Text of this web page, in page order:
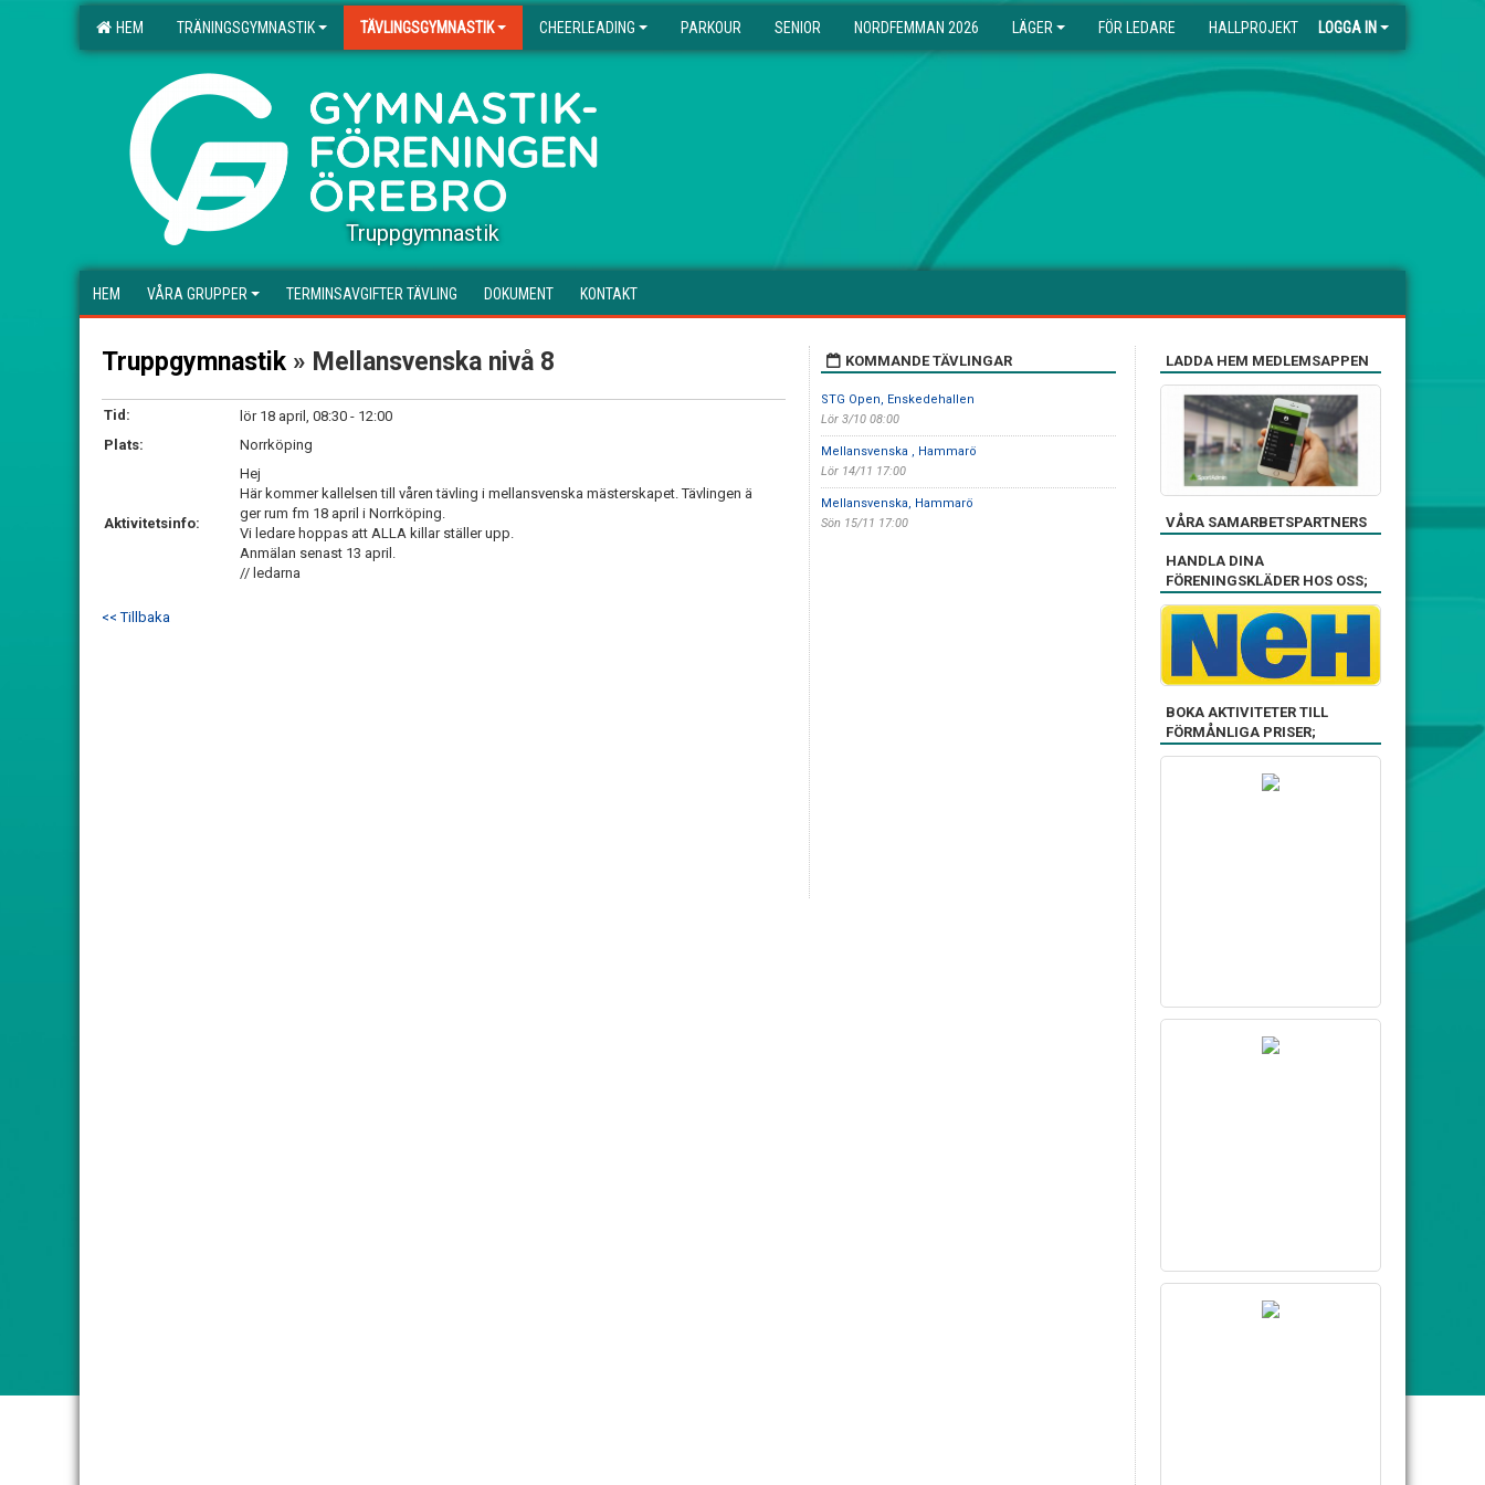
HEM TRÄNINGSGYMNASTIK TÄVLINGSGYMNASTIK CHEERLEADING PARKOUR SENIOR NORDFEMMAN 2026 LÄGER FÖR LEDARE HALLPROJEKT LOGGA IN
.
Truppgymnastik
HEM VÅRA GRUPPER TERMINSAVGIFTER TÄVLING DOKUMENT KONTAKT
Truppgymnastik » Mellansvenska nivå 8
Tid:
lör 18 april, 08:30 - 12:00
Plats:
Norrköping
Aktivitetsinfo:
Hej
Här kommer kallelsen till våren tävling i mellansvenska mästerskapet. Tävlingen ä
ger rum fm 18 april i Norrköping.
Vi ledare hoppas att ALLA killar ställer upp.
Anmälan senast 13 april.
// ledarna
<< Tillbaka
KOMMANDE TÄVLINGAR
STG Open, Enskedehallen
Lör 3/10 08:00
Mellansvenska , Hammarö
Lör 14/11 17:00
Mellansvenska, Hammarö
Sön 15/11 17:00
LADDA HEM MEDLEMSAPPEN
VÅRA SAMARBETSPARTNERS
HANDLA DINA
FÖRENINGSKLÄDER HOS OSS;
BOKA AKTIVITETER TILL
FÖRMÅNLIGA PRISER;